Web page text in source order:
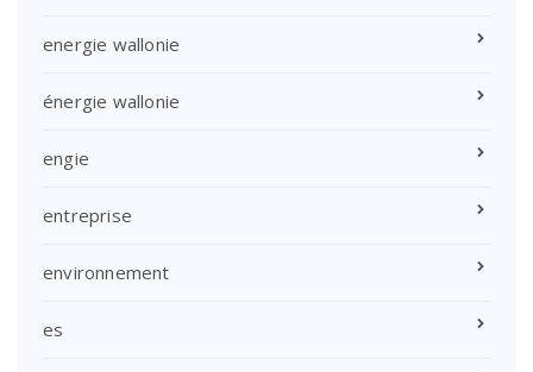
energie wallonie
énergie wallonie
engie
entreprise
environnement
es